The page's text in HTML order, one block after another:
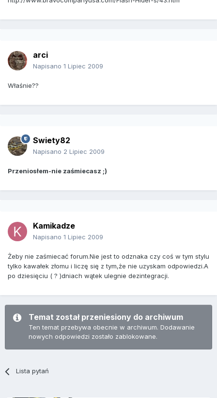
arci
Napisano 1 Lipiec 2009
Właśnie??
Swiety82
Napisano 2 Lipiec 2009
Przeniosłem-nie zaśmiecasz ;)
Kamikadze
Napisano 1 Lipiec 2009
Żeby nie zaśmiecać forum.Nie jest to odznaka czy coś w tym stylu
tylko kawałek złomu i liczę się z tym,że nie uzyskam odpowiedzi.A
po dziesięciu ( ? )dniach wątek ulegnie dezintegracji.
Temat został przeniesiony do archiwum
Ten temat przebywa obecnie w archiwum. Dodawanie
nowych odpowiedzi zostało zablokowane.
Lista pytań